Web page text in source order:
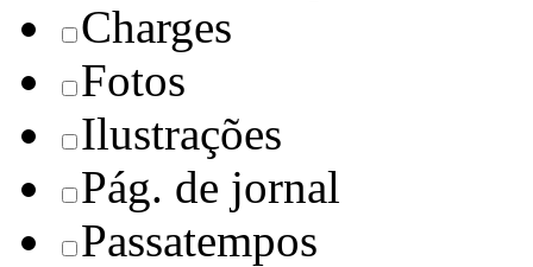
Charges
Fotos
Ilustrações
Pág. de jornal
Passatempos